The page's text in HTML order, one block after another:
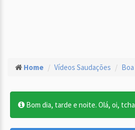
Home Vídeos Saudações
Bom dia, tarde e noite. Olá, oi,